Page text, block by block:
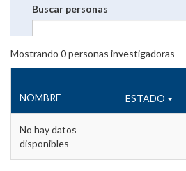
Buscar personas
Mostrando 0personas investigadoras
NOMBRE ESTADO
No hay datos
disponibles